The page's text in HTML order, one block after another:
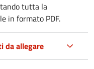
tutta la
in formato PDF.
da allegare